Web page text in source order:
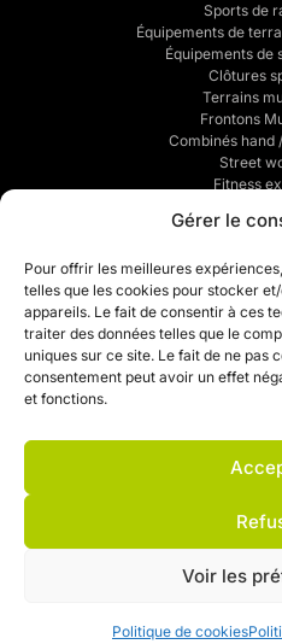
Gérer le
Pour offrir les meilleures
telles que les cookies pour stocker
appareils. Le fait de consentir à ces
traiter des données telles que le
uniques sur ce site. Le fait de ne pas
consentement peut avoir un effet
et fonctions.
Voir les
Politique de cookies
Sports de
Équipements de
Équipements de
Clôtures
Terrains
Frontons
Combinés hand
Street
Fitness
Traçage de
Mentions
Politique de
CGV
Mon
Mon